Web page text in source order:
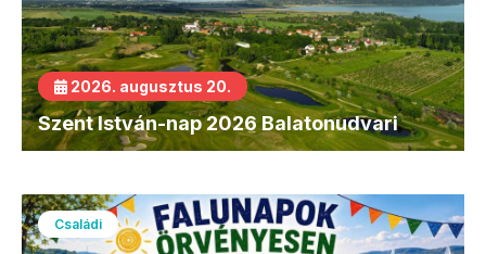
2026. augusztus 20.
Szent István-nap 2026 Balatonudvari
Családi